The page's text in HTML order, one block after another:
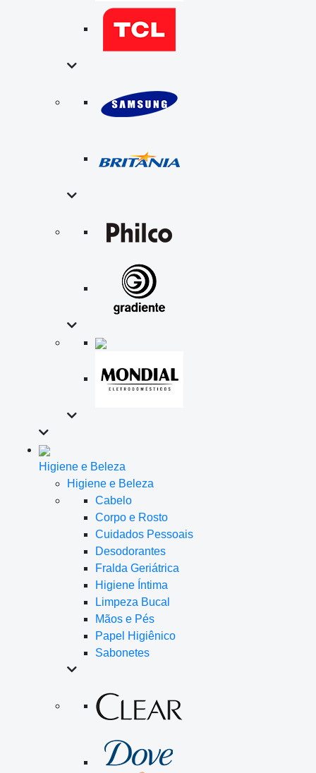
Higiene e Beleza
Higiene e Beleza
Cabelo
Corpo e Rosto
Cuidados Pessoais
Desodorantes
Fralda Geriátrica
Higiene Íntima
Limpeza Bucal
Mãos e Pés
Papel Higiênico
Sabonetes